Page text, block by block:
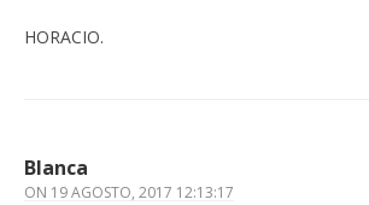
HORACIO.
Blanca
ON 19 AGOSTO, 2017 12:13:17